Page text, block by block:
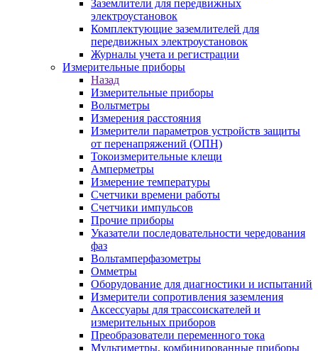
Заземлители для передвижных
электроустановок
Комплектующие заземлителей для
передвижных электроустановок
Журналы учета и регистрации
Измерительные приборы
Назад
Измерительные приборы
Вольтметры
Измерения расстояния
Измерители параметров устройств защиты
от перенапряжений (ОПН)
Токоизмерительные клещи
Амперметры
Измерение температуры
Счетчики времени работы
Счетчики импульсов
Прочие приборы
Указатели последовательности чередования
фаз
Вольтамперфазометры
Омметры
Оборудование для диагностики и испытаний
Измерители сопротивления заземления
Аксессуары для трассоискателей и
измерительных приборов
Преобразователи переменного тока
Мультиметры, комбинированные приборы